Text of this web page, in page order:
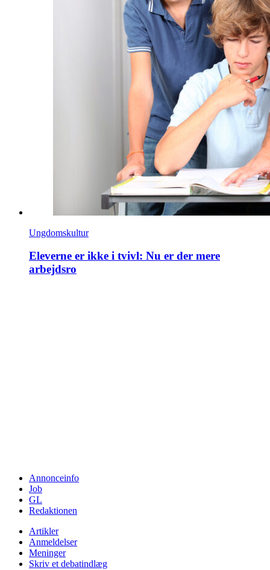
Ungdomskultur
Eleverne er ikke i tvivl: Nu er der mere
arbejdsro
Annonceinfo
Job
GL
Redaktionen
Artikler
Anmeldelser
Meninger
Skriv et debatindlæg